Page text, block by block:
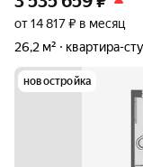
от 14 817 ₽ в месяц
26,2 м²
квартира-
новостройка